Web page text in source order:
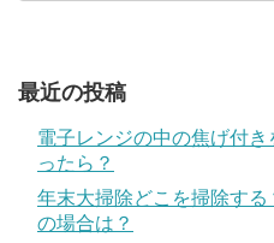
最近の投稿
電子レンジの中の焦げ付
ったら？
年末大掃除どこを掃除す
の場合は？